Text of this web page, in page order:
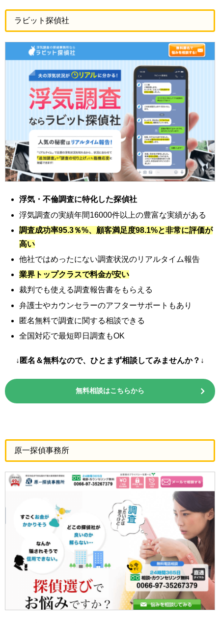
ラビット探偵社
浮気・不倫調査に特化した探偵社
浮気調査の実績年間16000件以上の豊富な実績がある
調査成功率95.3％%、顧客満足度98.1%と非常に評価が
高い
他社ではめったにない調査状況のリアルタイム報告
業界トップクラスで料金が安い
裁判でも使える調査報告書をもらえる
弁護士やカウンセラーのアフターサポートもあり
匿名無料で調査に関する相談できる
全国対応で最短即日調査もOK
↓匿名＆無料なので、ひとまず相談してみませんか？↓
無料相談はこちらから
原一探偵事務所